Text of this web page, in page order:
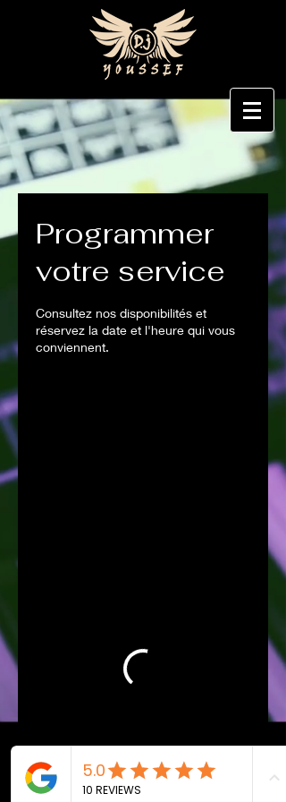
Programmer
votre service
Consultez nos disponibilités et
réservez la date et l'heure qui vous
conviennent.